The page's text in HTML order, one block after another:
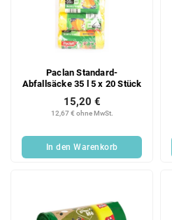
Paclan Standard-
Abfallsäcke 35 l 5 x 20 Stück
12,67 € ohne MwSt.
15,20 €
In den Warenkorb